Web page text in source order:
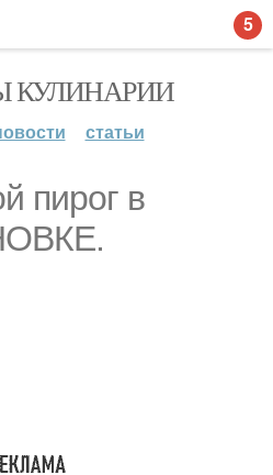
КУЛИНАРИИ
статьи
пирог в
5